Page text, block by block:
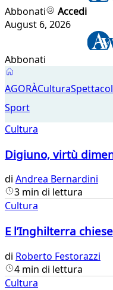
Abbonati
Accedi
August 6, 2026
Abbonati
Agorà
AGORÀCultura
Sport
Cultura
Digiuno, virtù
di Andrea Bernardini
3 min di lettura
Cultura
E l’Inghilterra
di Roberto Festorazzi
4 min di lettura
Cultura